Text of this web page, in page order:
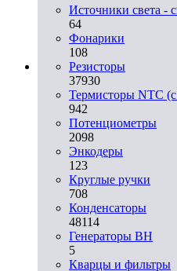
Источники света -
64
Фонарики
108
Резисторы
37930
Термисторы NTC
942
Потенциометры
2098
Энкодеры
123
Круглые ручки
708
Конденсаторы
48114
Генераторы ВН
5
Кварцы и фильтры